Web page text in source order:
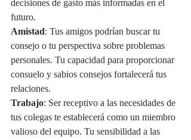
decisiones de gasto más informadas en el
futuro.
Amistad: Tus amigos podrían buscar tu
consejo o tu perspectiva sobre problemas
personales. Tu capacidad para proporcionar
consuelo y sabios consejos fortalecerá tus
relaciones.
Trabajo: Ser receptivo a las necesidades de
tus colegas te establecerá como un miembro
valioso del equipo. Tu sensibilidad a las